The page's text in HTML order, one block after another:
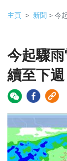
主頁 新聞 > 今
今起驟
續至下週